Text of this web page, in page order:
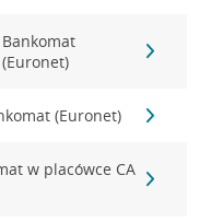
Bankomat
(Euronet)
(Euronet)
w placówce CA